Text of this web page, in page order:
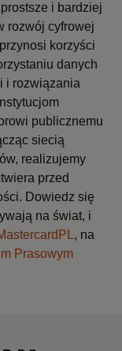
i bardziej
rozwój cyfrowej
korzyści
danych
i rozwiązania
publicznemu
siecią
realizujemy
przed
Dowiedz się
na świat, i
, na
Prasowym